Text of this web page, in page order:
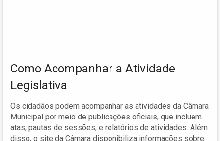
Como Acompanhar a Atividade
Legislativa
Os cidadãos podem acompanhar as atividades da Câmara
Municipal por meio de publicações oficiais, que incluem
atas, pautas de sessões, e relatórios de atividades. Além
disso, o site da Câmara disponibiliza informações sobre